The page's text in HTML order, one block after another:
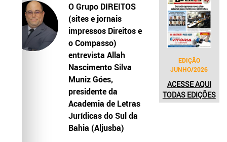
O Grupo DIREITOS
(sites e jornais
impressos Direitos e
o Compasso)
entrevista Allah
Nascimento Silva
Muniz Góes,
presidente da
Academia de Letras
Jurídicas do Sul da
Bahia (Aljusba)
EDIÇÃO
JUNHO/2026
ACESSE AQUI
TODAS EDIÇÕES